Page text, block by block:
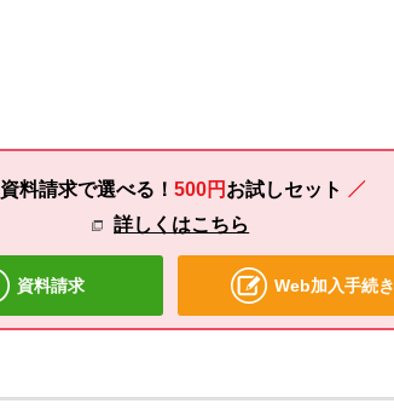
資料請求で選べる！ 500円 お試しセット
詳しくはこちら
資料請求 Web加入手続き